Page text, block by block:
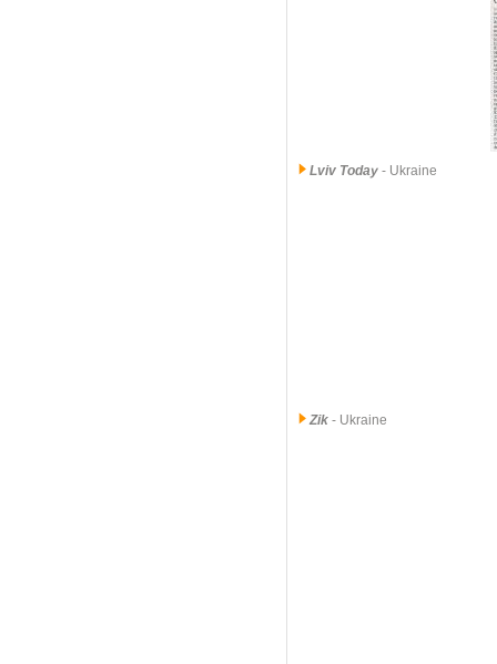
Lviv Today - Ukraine
Zik - Ukraine